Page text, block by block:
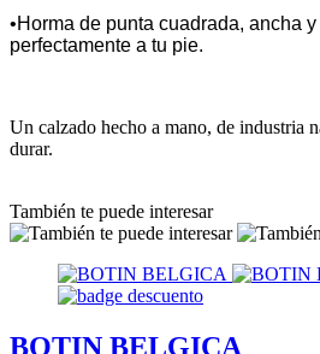
•Horma de punta cuadrada, ancha
perfectamente a tu pie.
Un calzado hecho a mano, de industria
durar.
También te puede interesar
BOTIN BELGICA